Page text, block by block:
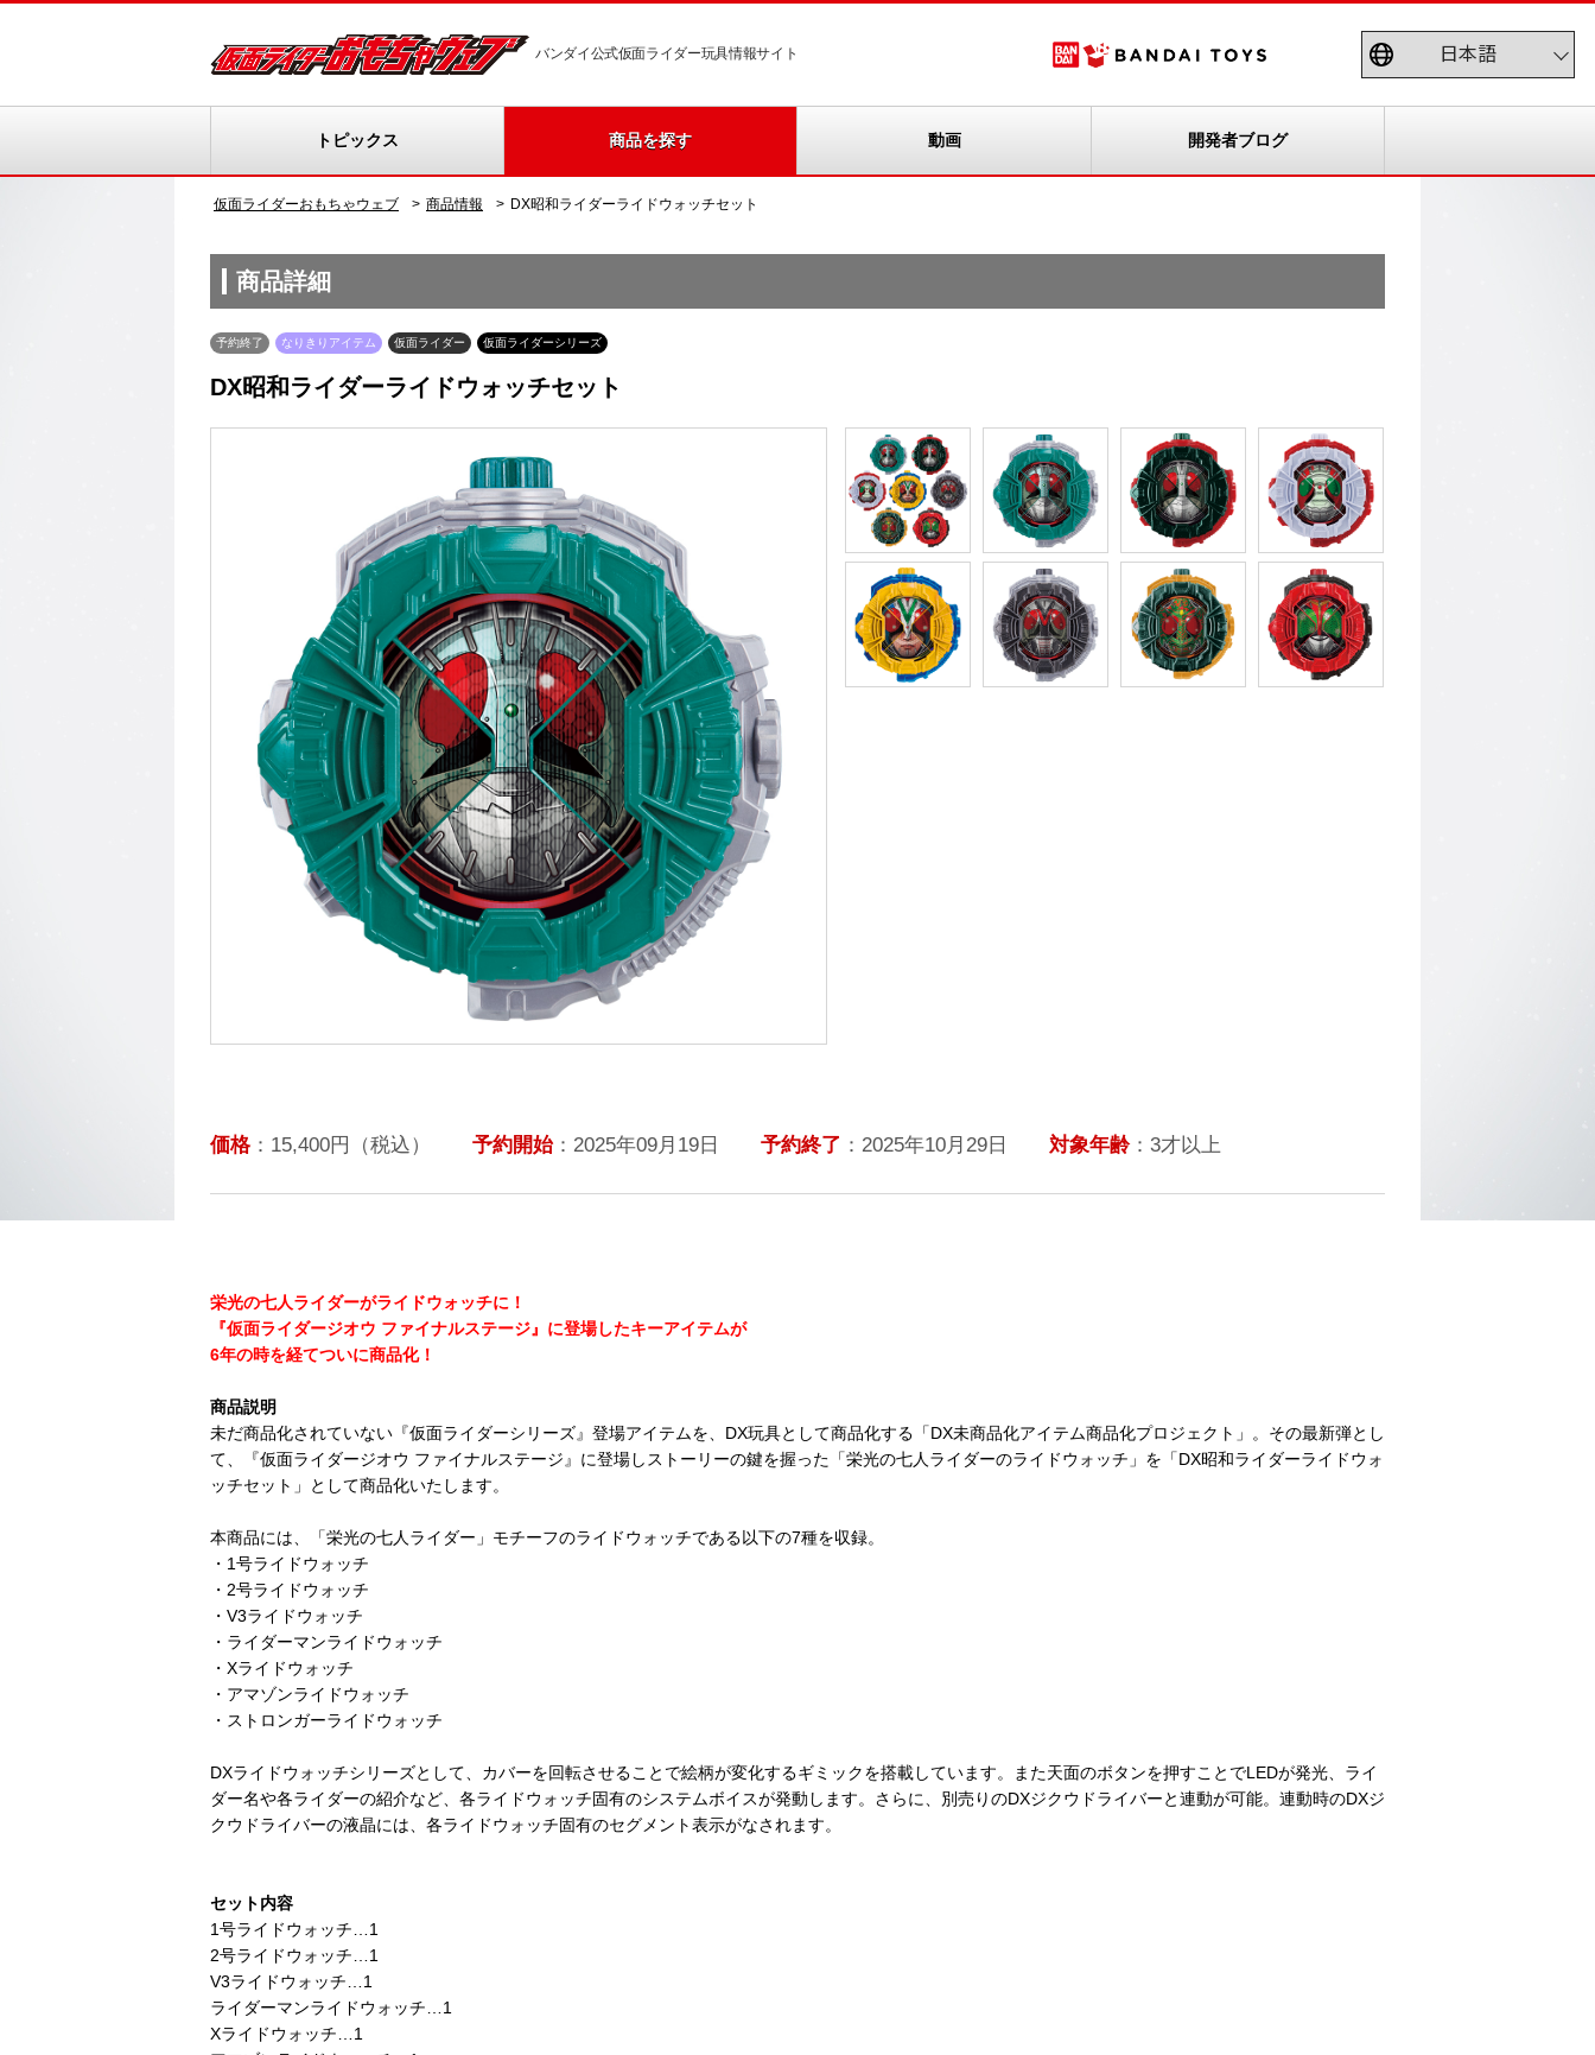
バンダイ公式仮面ライダー玩具情報サイト
トピックス 商品を探す 動画 開発者ブログ
仮面ライダーおもちゃウェブ 商品情報 DX昭和ライダーライドウォッチセット
商品詳細
予約終了 なりきりアイテム 仮面ライダー 仮面ライダーシリーズ
DX昭和ライダーライドウォッチセット
価格：15,400円（税込） 予約開始：2025年09月19日 予約終了 ：2025年10月29日 対象年齢：3才以上
栄光の七人ライダーがライドウォッチに！
『仮面ライダージオウ ファイナルステージ』に登場したキーアイテムが
6年の時を経てついに商品化！
商品説明
未だ商品化されていない『仮面ライダーシリーズ』登場アイテムを、DX玩具として商品化する「DX未商品化アイテム商品化プロジェクト」。その最新弾とし
て、『仮面ライダージオウ ファイナルステージ』に登場しストーリーの鍵を握った「栄光の七人ライダーのライドウォッチ」を「DX昭和ライダーライドウォ
ッチセット」として商品化いたします。
本商品には、「栄光の七人ライダー」モチーフのライドウォッチである以下の7種を収録。
・1号ライドウォッチ
・2号ライドウォッチ
・V3ライドウォッチ
・ライダーマンライドウォッチ
・Xライドウォッチ
・アマゾンライドウォッチ
・ストロンガーライドウォッチ
DXライドウォッチシリーズとして、カバーを回転させることで絵柄が変化するギミックを搭載しています。また天面のボタンを押すことでLEDが発光、ライ
ダー名や各ライダーの紹介など、各ライドウォッチ固有のシステムボイスが発動します。さらに、別売りのDXジクウドライバーと連動が可能。連動時のDXジ
クウドライバーの液晶には、各ライドウォッチ固有のセグメント表示がなされます。
セット内容
1号ライドウォッチ…1
2号ライドウォッチ…1
V3ライドウォッチ…1
ライダーマンライドウォッチ…1
Xライドウォッチ…1